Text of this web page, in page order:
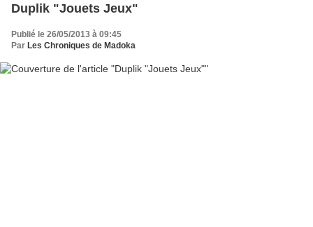
Duplik "Jouets Jeux"
Publié le 26/05/2013 à 09:45
Par Les Chroniques de Madoka